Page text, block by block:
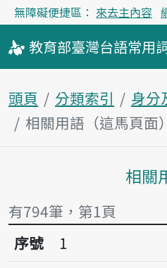
無障礙便捷區： 來去主內容
教育部臺灣台語常用
頭頁 分類索引
身分
相關用語（這馬頁面）
相關
有794筆，第1頁
序號1暗班
序號
1